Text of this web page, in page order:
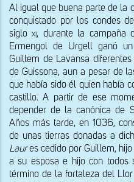
Al igual que buena parte de la
conquistado por los condes
siglo xi, durante la campaña
Ermengol de Urgell ganó
Guillem de Lavansa
de Guissona, aun a pesar de
que había sido él quien había
castillo. A partir de ese
depender de la canónica de
Años más tarde, en 1036,
de unas tierras donadas a
Laur es cedido por Guillem,
a su esposa e hijo con todos
término de la fortaleza del